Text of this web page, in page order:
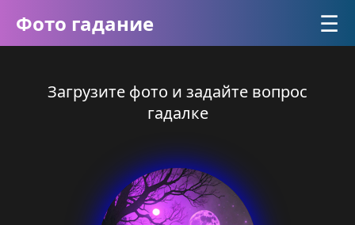
Фото гадание ☰
Загрузите фото и задайте вопрос
гадалке